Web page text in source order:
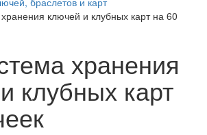
ключей и клубных карт на 60
хранения
клубных карт